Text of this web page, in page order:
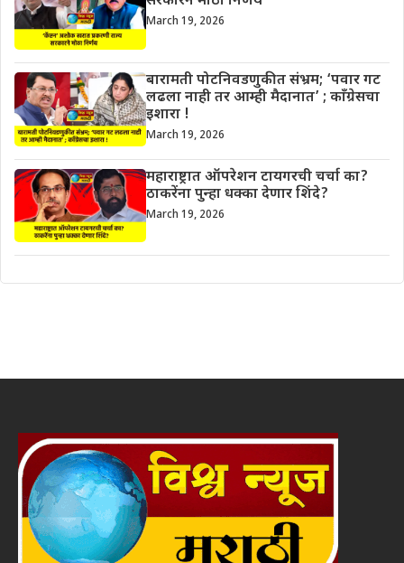
March 19, 2026
बारामती पोटनिवडणुकीत संभ्रम; ‘पवार गट
लढला नाही तर आम्ही मैदानात’ ; काँग्रेसचा
इशारा !
March 19, 2026
महाराष्ट्रात ऑपरेशन टायगरची चर्चा का?
ठाकरेंना पुन्हा धक्का देणार शिंदे?
March 19, 2026